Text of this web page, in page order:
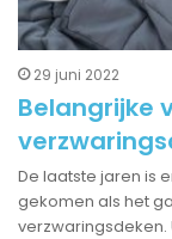
29 juni 2022
Belangrijke
De laatste jaren is
gekomen als het